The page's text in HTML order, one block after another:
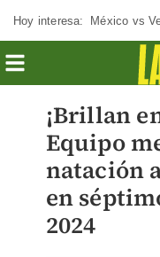
Hoy interesa: México vs
¡Brillan
Equipo
natación
en
2024